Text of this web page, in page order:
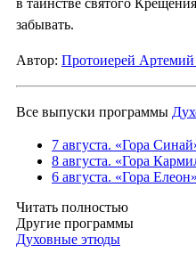
в таинстве святого
забывать.
Автор: Протоиерей
Все выпуски программы
7 августа. «Гора
8 августа. «Гора
6 августа. «Гора Елеон»
Читать полностью
Другие программы
Духовные этюды